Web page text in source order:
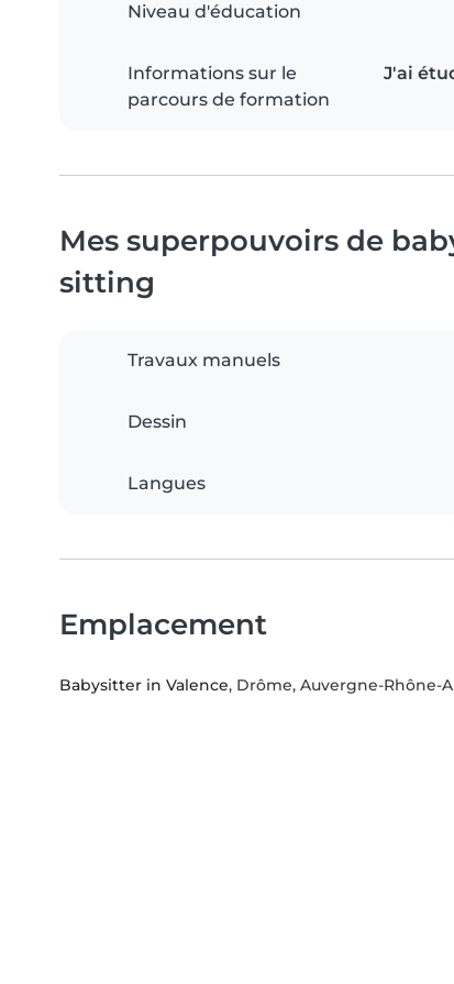
Niveau d'éducation
Informations sur le
parcours de formation
J'ai
Mes superpouvoirs de
sitting
Travaux manuels
Dessin
Langues
Emplacement
Babysitter in Valence, Drôme, Auvergne-Rhône-